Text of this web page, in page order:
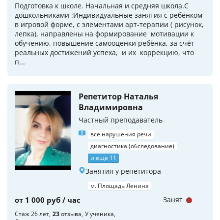
Подготовка к школе. Начальная и средняя школа.С
дошкольниками :Индивидуальные занятия с ребёнком
в игровой форме, c элементами арт-терапии ( рисунок,
лепка), направлены на формирование мотивации к
обучению, повышение самооценки ребёнка, за счёт
реальных достижений успеха, и их коррекцию, что
п...
Репетитор Наталья
Владимировна
Частный преподаватель
все нарушения речи
диагностика (обследование)
и еще 11
Занятия у репетитора
м. Площадь Ленина
от 1 000 руб / час
Стаж 26 лет 23отзыва У ученика
Занят